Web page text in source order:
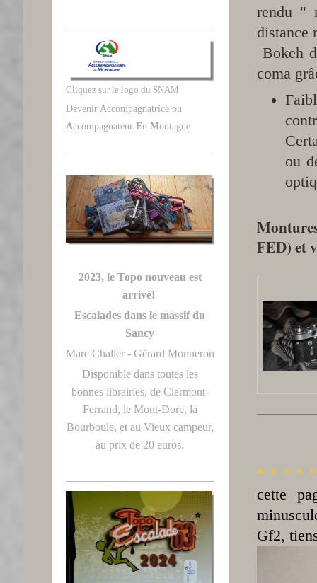
rendu "
distance
Bokeh
coma
ou
FED) et
* * * *
cette
Gf2,
Cliquez sur le logo du SNAM
Devenir Accompagnatrice ou
Accompagnateur En Montagne
2023, le Topo nouveau est
arrivé!
Escalades dans le massif du
Sancy
Marc Chalier - Gérard Monneron
Disponible dans toutes les
bonnes librairies, de Clermont-
Ferrand, le Mont-Dore, la
Bourboule, et au Vieux campeur,
au prix de 20 euros.